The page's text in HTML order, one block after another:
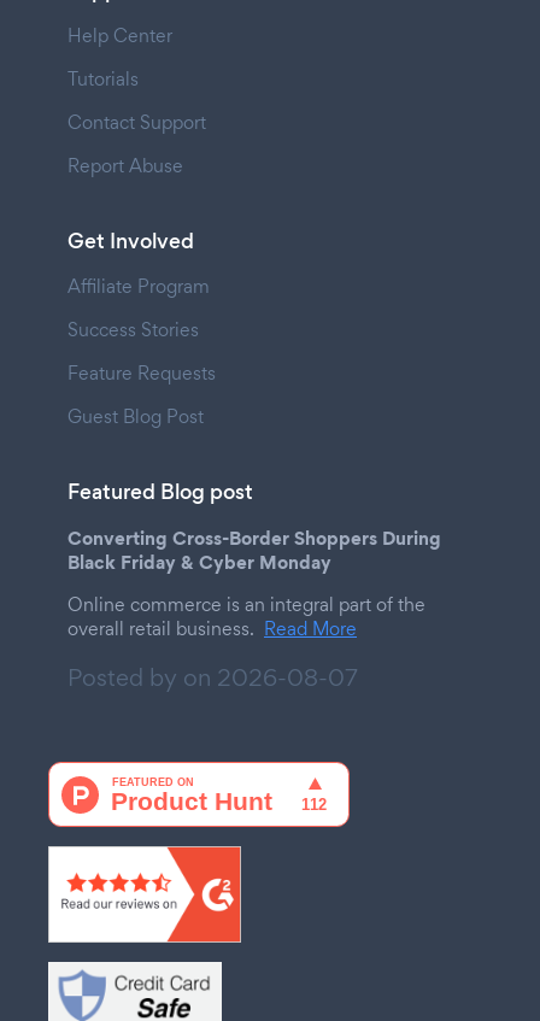
Help Center
Tutorials
Contact Support
Report Abuse
Get Involved
Affiliate Program
Success Stories
Feature Requests
Guest Blog Post
Featured Blog post
Converting Cross-Border Shoppers During
Black Friday & Cyber Monday
Online commerce is an integral part of the
overall retail business. Read More
Posted by on 2026-08-07